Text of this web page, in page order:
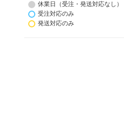
休業日（受注・発送対応なし）
受注対応のみ
発送対応のみ